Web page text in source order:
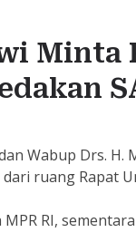
Minta
Wabup Drs.
ruang Rapat
RI,